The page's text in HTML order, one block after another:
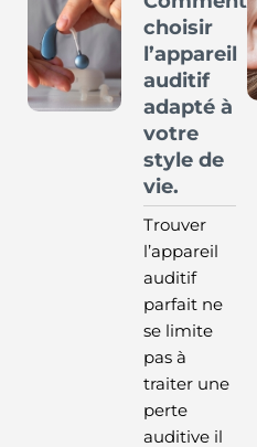
choisir
l’appareil
auditif
adapté à
votre
style de
vie.
Trouver
l’appareil
auditif
parfait ne
se limite
pas à
traiter une
perte
auditive il